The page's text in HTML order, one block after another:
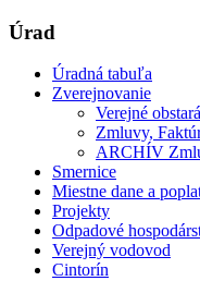
Úrad
Úradná tabuľa
Zverejnovanie
Verejné
Zmluvy,
ARCHÍV
Smernice
Miestne dane a
Projekty
Odpadové
Verejný vodovod
Cintorín